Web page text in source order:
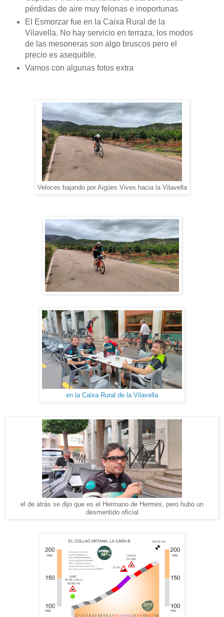
pérdidas de aire muy felonas e inoportunas
El Esmorzar fue en la Caixa Rural de la
Vilavella. No hay servicio en terraza, los modos
de las mesoneras son algo bruscos pero el
precio es asequible.
Vamos con algunas fotos extra
Veloces bajando por Aigües Vives hacia la Vilavella
en la Caixa Rural de la Vilavella
el de atrás se dijo que es el Hermano de Hermes, pero hubo un
desmentido oficial